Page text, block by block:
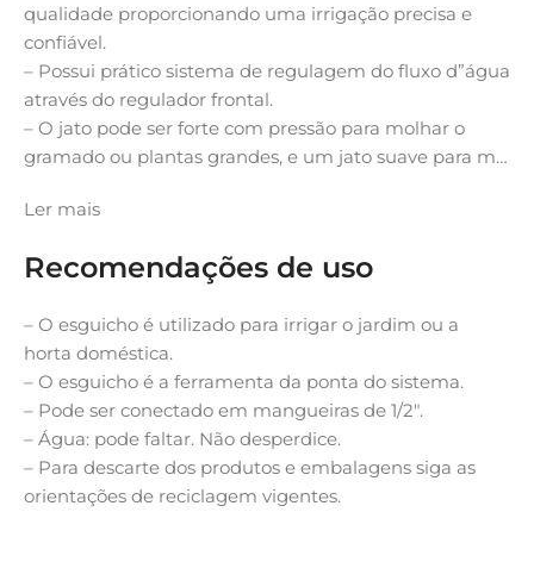
qualidade proporcionando uma irrigação precisa e
confiável.
– Possui prático sistema de regulagem do fluxo d”água
através do regulador frontal.
– O jato pode ser forte com pressão para molhar o
gramado ou plantas grandes, e um jato suave para m…
Ler mais
Recomendações de uso
– O esguicho é utilizado para irrigar o jardim ou a
horta doméstica.
– O esguicho é a ferramenta da ponta do sistema.
– Pode ser conectado em mangueiras de 1/2″.
– Água: pode faltar. Não desperdice.
– Para descarte dos produtos e embalagens siga as
orientações de reciclagem vigentes.